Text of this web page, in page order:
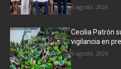
6 agosto, 2026
Cecilia Patrón
vigilancia en
6 agosto, 2026